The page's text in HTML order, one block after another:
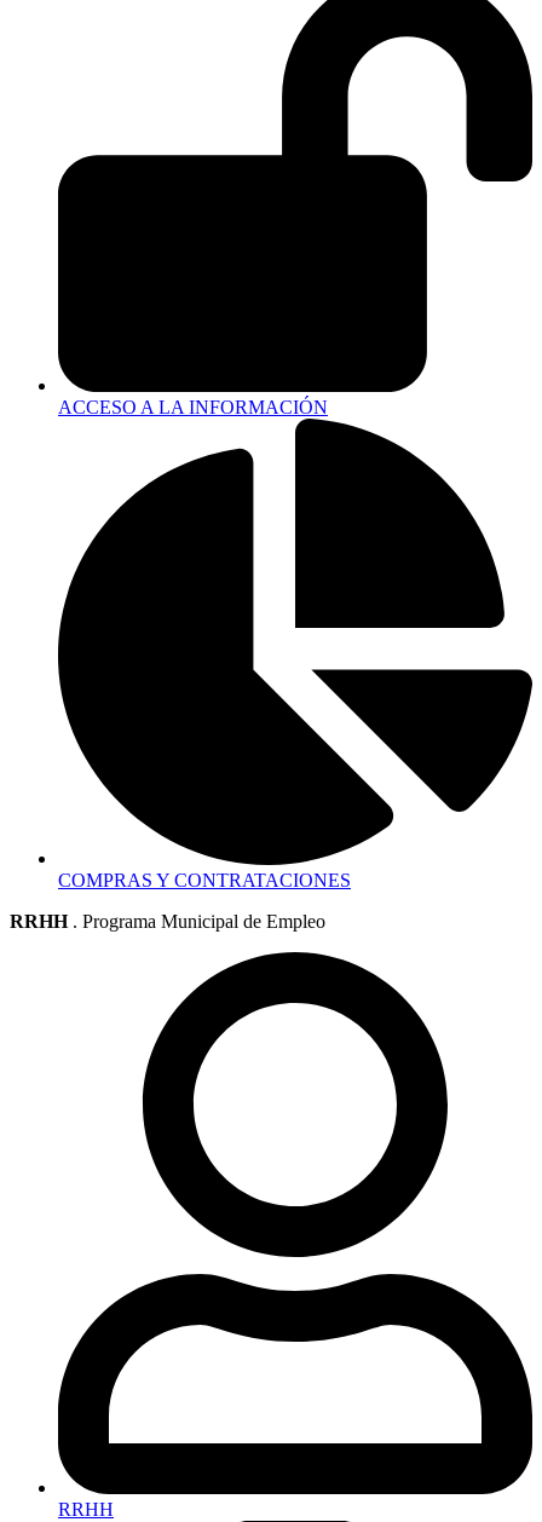
ACCESO A LA INFORMACIÓN
COMPRAS Y CONTRATACIONES
RRHH . Programa Municipal de Empleo
RRHH